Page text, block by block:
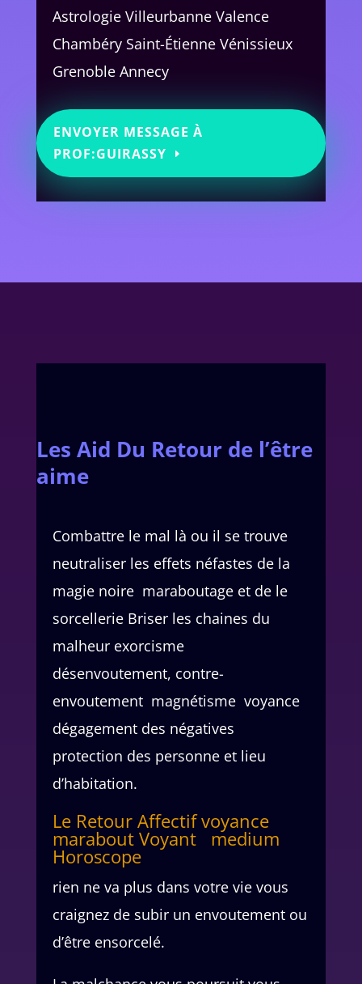
Astrologie Villeurbanne Valence
Chambéry Saint-Étienne Vénissieux
Grenoble Annecy
ENVOYER MESSAGE À
PROF:GUIRASSY
Les Aid Du Retour de l’être
aime
Combattre le mal là ou il se trouve
neutraliser les effets néfastes de la
magie noire maraboutage et de le
sorcellerie Briser les chaines du
malheur exorcisme
désenvoutement, contre-
envoutement magnétisme voyance
dégagement des négatives
protection des personne et lieu
d’habitation.
Le Retour Affectif voyance
marabout Voyant medium
Horoscope
rien ne va plus dans votre vie vous
craignez de subir un envoutement ou
d’être ensorcelé.